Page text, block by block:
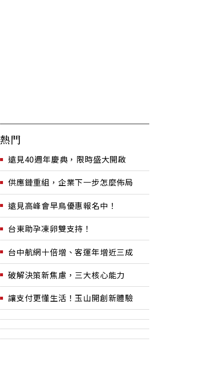
熱門
遠見40週年慶典，限時盛大開啟
供應鏈重組，企業下一步怎麼佈局
遠見高峰會早鳥優惠報名中！
台東助孕凍卵雙支持！
台中航網十倍增、客運年增近三成
破解決策新焦慮，三大核心能力
讓支付更懂生活！玉山開創新體驗